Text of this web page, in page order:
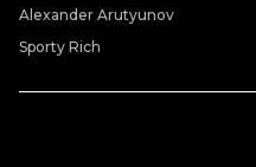
Alexander Arutyunov
Sporty Rich